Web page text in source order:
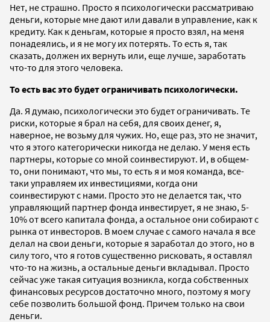
Нет, не страшно. Просто я психологически рассматриваю
деньги, которые мне дают или давали в управление, как к
кредиту. Как к деньгам, которые я просто взял, на меня
понадеялись, и я не могу их потерять. То есть я, так
сказать, должен их вернуть или, еще лучше, заработать
что-то для этого человека.
То есть вас это будет ограничивать психологически.
Да. Я думаю, психологически это будет ограничивать. Те
риски, которые я брал на себя, для своих денег, я,
наверное, не возьму для чужих. Но, еще раз, это не значит,
что я этого категорически никогда не делаю. У меня есть
партнеры, которые со мной соинвестируют. И, в общем-
то, они понимают, что мы, то есть я и моя команда, все-
таки управляем их инвестициями, когда они
соинвестируют с нами. Просто это не делается так, что
управляющий партнер фонда инвестирует, я не знаю, 5-
10% от всего капитала фонда, а остальное они собирают с
рынка от инвесторов. В моем случае с самого начала я все
делал на свои деньги, которые я заработал до этого, но в
силу того, что я готов существенно рисковать, я оставлял
что-то на жизнь, а остальные деньги вкладывал. Просто
сейчас уже такая ситуация возникла, когда собственных
финансовых ресурсов достаточно много, поэтому я могу
себе позволить большой фонд. Причем только на свои
деньги.